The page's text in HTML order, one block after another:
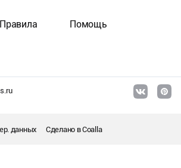
Правила Помощь
данных Сделано вCoalla